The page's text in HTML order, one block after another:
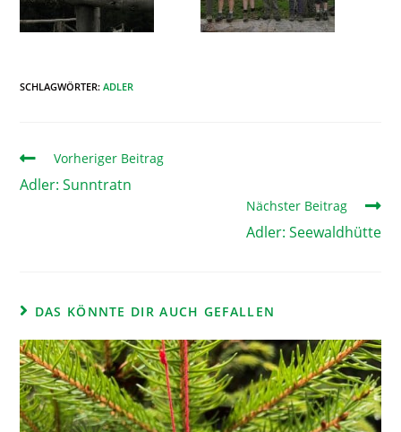
SCHLAGWÖRTER:ADLER
Vorheriger Beitrag
Adler: Sunntratn
Nächster Beitrag
Adler: Seewaldhütte
DAS KÖNNTE DIR AUCH GEFALLEN